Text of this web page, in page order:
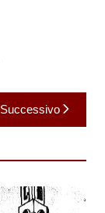
Successivo